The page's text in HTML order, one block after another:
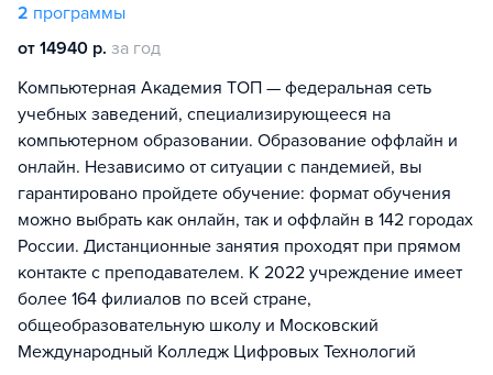
2 программы
от 14940 р. за год
Компьютерная Академия ТОП — федеральная сеть
учебных заведений, специализирующееся на
компьютерном образовании. Образование оффлайн и
онлайн. Независимо от ситуации с пандемией, вы
гарантировано пройдете обучение: формат обучения
можно выбрать как онлайн, так и оффлайн в 142 городах
России. Дистанционные занятия проходят при прямом
контакте с преподавателем. К 2022 учреждение имеет
более 164 филиалов по всей стране,
общеобразовательную школу и Московский
Международный Колледж Цифровых Технологий